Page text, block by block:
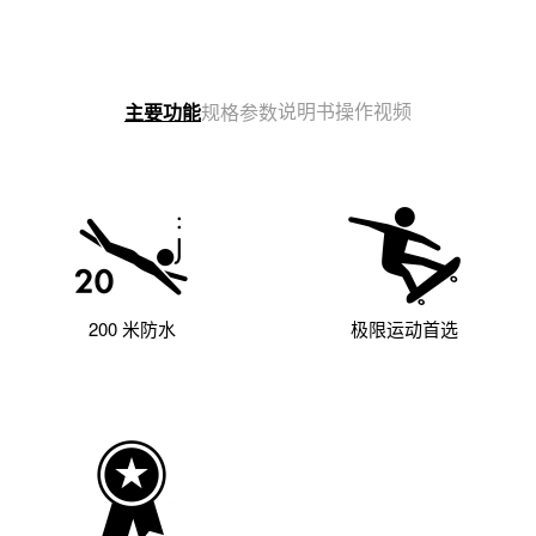
主要功能规格参数说明书操作视频
200 米防水 极限运动首选